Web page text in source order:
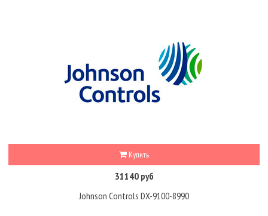
Купить
31140 руб
Johnson Controls DX-9100-8990